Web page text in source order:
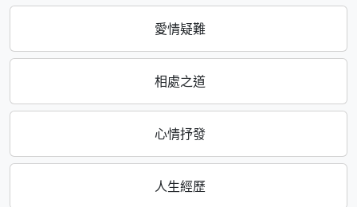
愛情疑難
相處之道
心情抒發
人生經歷